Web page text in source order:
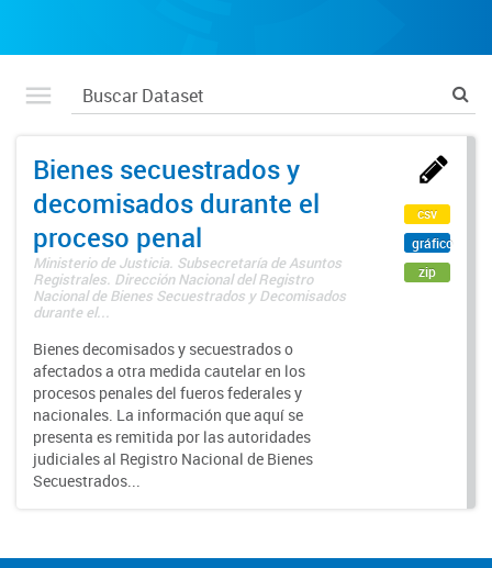
Bienes secuestrados y
decomisados durante el
proceso penal
Ministerio de Justicia. Subsecretaría de Asuntos
Registrales. Dirección Nacional del Registro
Nacional de Bienes Secuestrados y Decomisados
durante el...
Bienes decomisados y secuestrados o
afectados a otra medida cautelar en los
procesos penales del fueros federales y
nacionales. La información que aquí se
presenta es remitida por las autoridades
judiciales al Registro Nacional de Bienes
Secuestrados...
csv
gráfico
zip